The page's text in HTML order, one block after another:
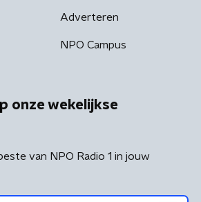
Adverteren
NPO Campus
onze wekelijkse
van NPO Radio 1 in jouw